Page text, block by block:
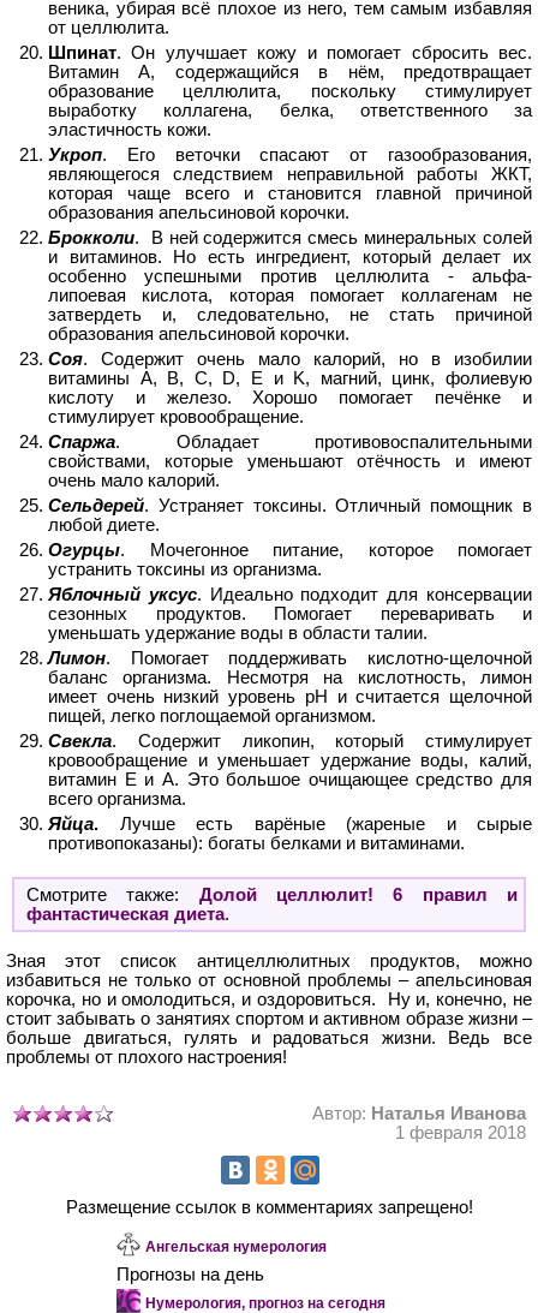
веника, убирая всё плохое из него, тем самым избавляя
от целлюлита.
Шпинат. Он улучшает кожу и помогает сбросить вес.
Витамин А, содержащийся в нём, предотвращает
образование целлюлита, поскольку стимулирует
выработку коллагена, белка, ответственного за
эластичность кожи.
Укроп. Его веточки спасают от газообразования,
являющегося следствием неправильной работы ЖКТ,
которая чаще всего и становится главной причиной
образования апельсиновой корочки.
Брокколи. В ней содержится смесь минеральных солей
и витаминов. Но есть ингредиент, который делает их
особенно успешными против целлюлита - альфа-
липоевая кислота, которая помогает коллагенам не
затвердеть и, следовательно, не стать причиной
образования апельсиновой корочки.
Соя. Содержит очень мало калорий, но в изобилии
витамины A, B, C, D, E и K, магний, цинк, фолиевую
кислоту и железо. Хорошо помогает печёнке и
стимулирует кровообращение.
Спаржа. Обладает противовоспалительными
свойствами, которые уменьшают отёчность и имеют
очень мало калорий.
Сельдерей. Устраняет токсины. Отличный помощник в
любой диете.
Огурцы. Мочегонное питание, которое помогает
устранить токсины из организма.
Яблочный уксус. Идеально подходит для консервации
сезонных продуктов. Помогает переваривать и
уменьшать удержание воды в области талии.
Лимон. Помогает поддерживать кислотно-щелочной
баланс организма. Несмотря на кислотность, лимон
имеет очень низкий уровень pH и считается щелочной
пищей, легко поглощаемой организмом.
Свекла. Содержит ликопин, который стимулирует
кровообращение и уменьшает удержание воды, калий,
витамин Е и А. Это большое очищающее средство для
всего организма.
Яйца. Лучше есть варёные (жареные и сырые
противопоказаны): богаты белками и витаминами.
Смотрите также: Долой целлюлит! 6 правил и
фантастическая диета.
Зная этот список антицеллюлитных продуктов, можно
избавиться не только от основной проблемы – апельсиновая
корочка, но и омолодиться, и оздоровиться. Ну и, конечно, не
стоит забывать о занятиях спортом и активном образе жизни –
больше двигаться, гулять и радоваться жизни. Ведь все
проблемы от плохого настроения!
Автор: Наталья Иванова
1 февраля 2018
Размещение ссылок в комментариях запрещено!
Ангельская нумерология
Прогнозы на день
Нумерология, прогноз на сегодня